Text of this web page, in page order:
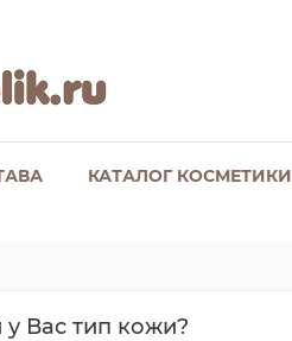
КАТАЛОГ КОСМЕТИКИ
у Вас тип кожи?